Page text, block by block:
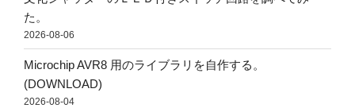
た。
2026-08-06
Microchip AVR8 用のライブラリを自作する。
(DOWNLOAD)
2026-08-04